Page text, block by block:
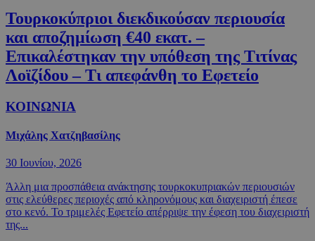
Τουρκοκύπριοι διεκδικούσαν περιουσία
και αποζημίωση €40 εκατ. –
Επικαλέστηκαν την υπόθεση της Τιτίνας
Λοϊζίδου – Τι απεφάνθη το Εφετείο
ΚΟΙΝΩΝΙΑ
Μιχάλης Χατζηβασίλης
30 Ιουνίου, 2026
Άλλη μια προσπάθεια ανάκτησης τουρκοκυπριακών περιουσιών
στις ελεύθερες περιοχές από κληρονόμους και διαχειριστή έπεσε
στο κενό. Το τριμελές Εφετείο απέρριψε την έφεση του διαχειριστή
της...